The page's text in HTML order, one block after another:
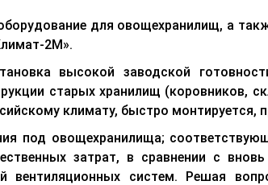
для овощехранилищ, а
2М».
высокой заводской
старых хранилищ (коровников,
климату, быстро монтируется,
под овощехранилища;
затрат, в сравнении с
вентиляционных систем. Решая